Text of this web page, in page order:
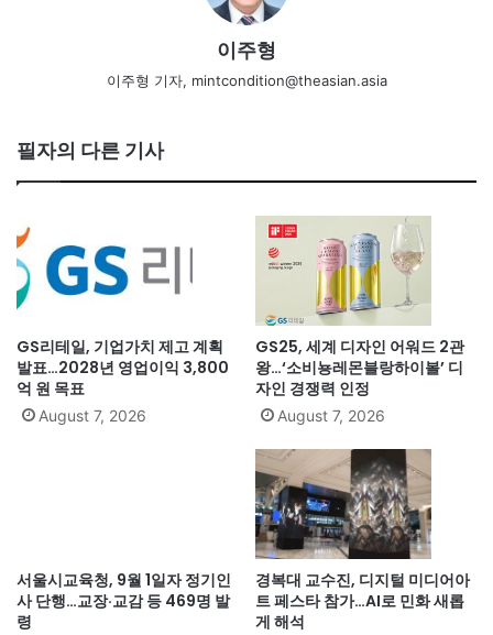
이주형
이주형 기자, mintcondition@theasian.asia
필자의 다른 기사
GS리테일, 기업가치 제고 계획
발표…2028년 영업이익 3,800
억 원 목표
August 7, 2026
GS25, 세계 디자인 어워드 2관
왕…‘소비뇽레몬블랑하이볼’ 디
자인 경쟁력 인정
August 7, 2026
서울시교육청, 9월 1일자 정기인
사 단행…교장·교감 등 469명 발
령
경복대 교수진, 디지털 미디어아
트 페스타 참가…AI로 민화 새롭
게 해석